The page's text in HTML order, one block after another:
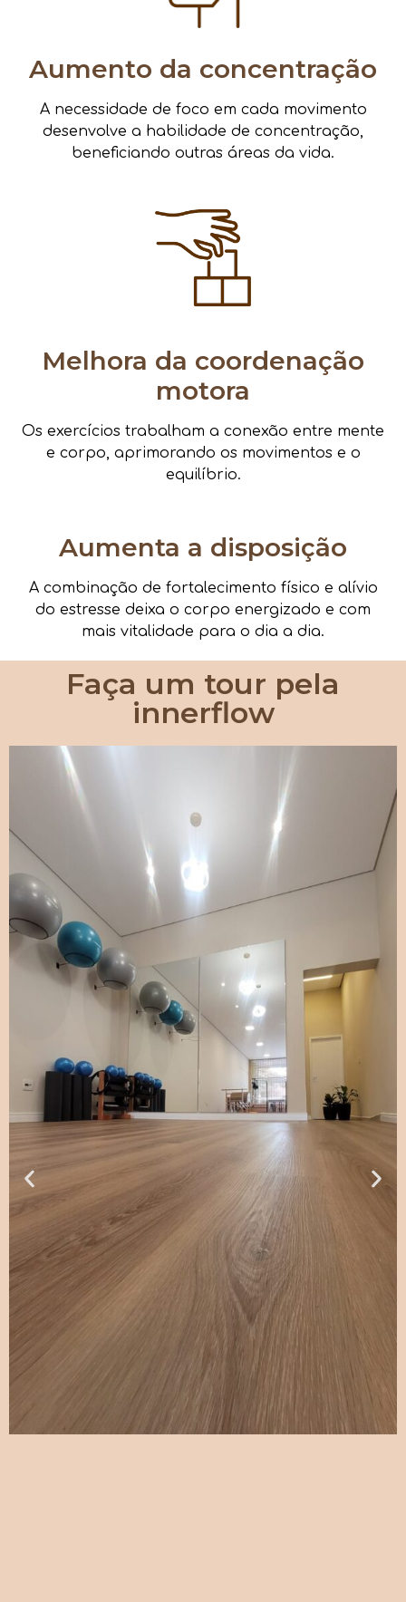
Aumento da concentração
A necessidade de foco em cada movimento
desenvolve a habilidade de concentração,
beneficiando outras áreas da vida.
Melhora da coordenação
motora
Os exercícios trabalham a conexão entre mente
e corpo, aprimorando os movimentos e o
equilíbrio.
Aumenta a disposição
A combinação de fortalecimento físico e alívio
do estresse deixa o corpo energizado e com
mais vitalidade para o dia a dia.
Faça um tour pela
innerflow